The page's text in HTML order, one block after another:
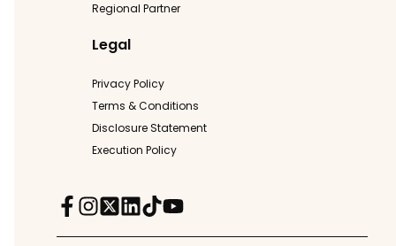
Regional Partner
Legal
Privacy Policy
Terms & Conditions
Disclosure Statement
Execution Policy